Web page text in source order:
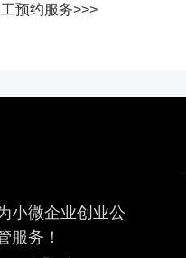
预约服务>>>
小微企业创业公
服务！